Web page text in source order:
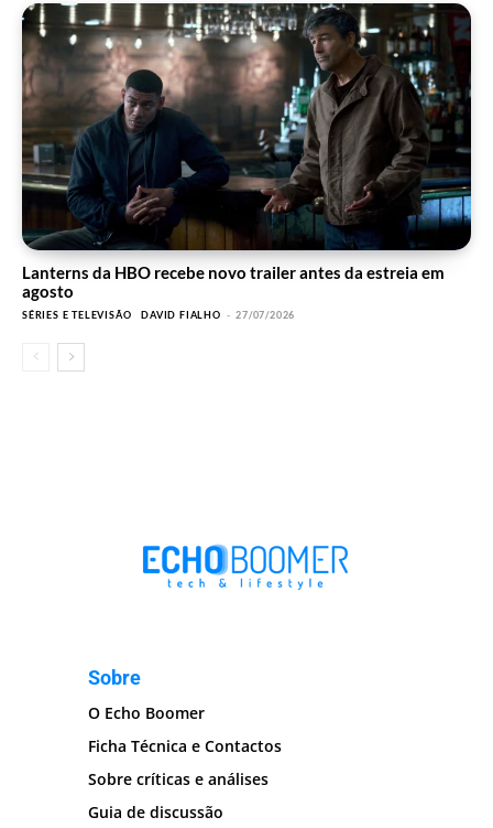
Lanterns da HBO recebe novo trailer antes da estreia em
agosto
SÉRIES E TELEVISÃO DAVID FIALHO - 27/07/2026
Sobre
O Echo Boomer
Ficha Técnica e Contactos
Sobre críticas e análises
Guia de discussão